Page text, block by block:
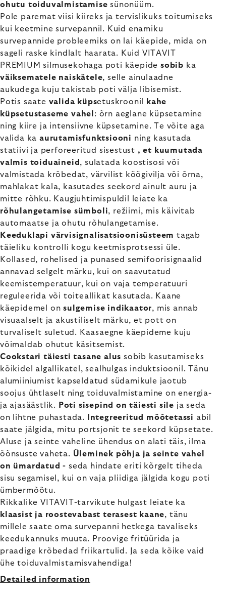
ohutu toiduvalmistamise sünonüüm.
Pole paremat viisi kiireks ja tervislikuks toitumiseks
kui keetmine survepannil. Kuid enamiku
survepannide probleemiks on lai käepide, mida on
sageli raske kindlalt haarata. Kuid VITAVIT
PREMIUM silmusekohaga poti käepide sobib ka
väiksematele naiskätele, selle ainulaadne
aukudega kuju takistab poti välja libisemist.
Potis saate valida küpsetuskroonil
kahe
küpsetustaseme vahel : õrn aeglane küpsetamine
ning kiire ja intensiivne küpsetamine. Te võite aga
valida ka aurutamisfunktsiooni ning kasutada
statiivi ja perforeeritud sisestust , et kuumutada
valmis toiduaineid , sulatada koostisosi või
valmistada krõbedat, värvilist köögivilja või õrna,
mahlakat kala, kasutades seekord ainult auru ja
mitte rõhku. Kaugjuhtimispuldil leiate ka
rõhulangetamise sümboli, režiimi, mis käivitab
automaatse ja ohutu rõhulangetamise.
Keeduklapi värvisignalisatsioonisüsteem tagab
täieliku kontrolli kogu keetmisprotsessi üle.
Kollased, rohelised ja punased semifoorisignaalid
annavad selgelt märku, kui on saavutatud
keemistemperatuur, kui on vaja temperatuuri
reguleerida või toiteallikat kasutada. Kaane
käepidemel on sulgemise indikaator, mis annab
visuaalselt ja akustiliselt märku, et pott on
turvaliselt suletud. Kaasaegne käepideme kuju
võimaldab ohutut käsitsemist.
Cookstari täiesti tasane alus sobib kasutamiseks
kõikidel algallikatel, sealhulgas induktsioonil. Tänu
alumiiniumist kapseldatud südamikule jaotub
soojus ühtlaselt ning toiduvalmistamine on energia-
ja ajasäästlik.
Poti sisepind on täiesti sile ja seda
on lihtne puhastada.
Integreeritud mõõtetassi abil
saate jälgida, mitu portsjonit te seekord küpsetate.
Aluse ja seinte vaheline ühendus on alati täis, ilma
õõnsuste vaheta. Üleminek põhja ja seinte vahel
on ümardatud -seda hindate eriti kõrgelt tiheda
sisu segamisel, kui on vaja pliidiga jälgida kogu poti
ümbermõõtu.
Rikkalike VITAVIT-tarvikute hulgast leiate ka
klaasist ja roostevabast terasest kaane, tänu
millele saate oma survepanni hetkega tavaliseks
keedukannuks muuta. Proovige fritüürida ja
praadige krõbedad friikartulid. Ja seda kõike vaid
ühe toiduvalmistamisvahendiga!
Detailed information